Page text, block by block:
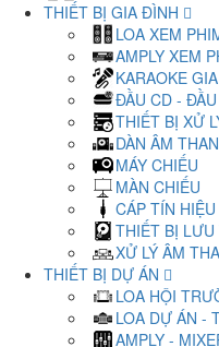
THIẾT BỊ GIA ĐÌNH
LOA XEM
AMPLY XEM
KARAOKE
ĐẦU CD -
THIẾT BỊ XỬ
DÀN ÂM
MÁY CHIẾU
MÀN CHIẾU
CÁP TÍN
THIẾT BỊ
XỬ LÝ ÂM
THIẾT BỊ DỰ ÁN
LOA HỘI
LOA DỰ ÁN -
AMPLY -